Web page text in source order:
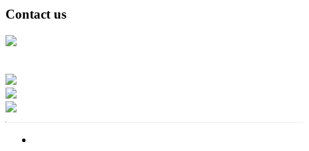
Contact us